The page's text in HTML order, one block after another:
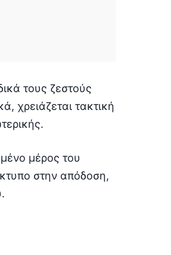
τους ζεστούς
χρειάζεται τακτική
μέρος του
στην απόδοση,